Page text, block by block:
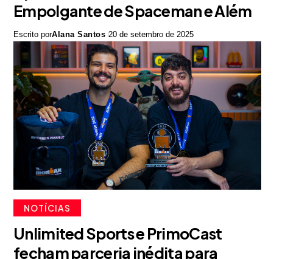
Empolgante de Spaceman e Além
Escrito porAlana Santos 20 de setembro de 2025
NOTÍCIAS
Unlimited Sports e PrimoCast
fecham parceria inédita para